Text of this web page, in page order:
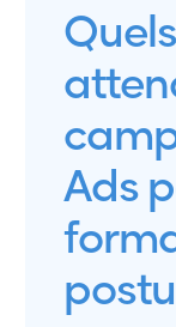
Ads